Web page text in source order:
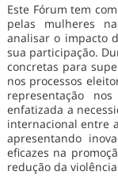
Este Fórum tem
pelas mulheres
analisar o impacto
sua participação.
concretas para
nos processos
representação
enfatizada a
internacional entre
apresentando
eficazes na
redução da